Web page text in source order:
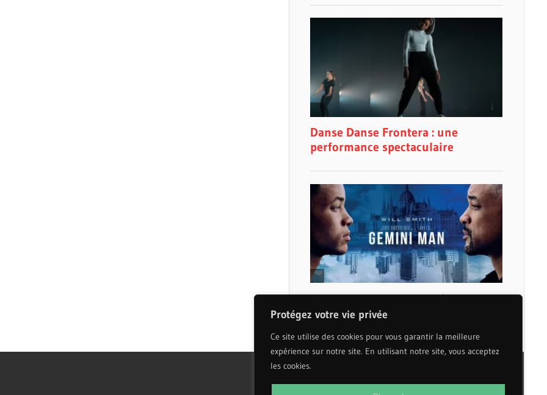
Protégez votre vie privée
Ce site utilise des cookies pour vous garantir la meilleure
expérience sur notre site. En utilisant notre site, vous acceptez
les cookies.